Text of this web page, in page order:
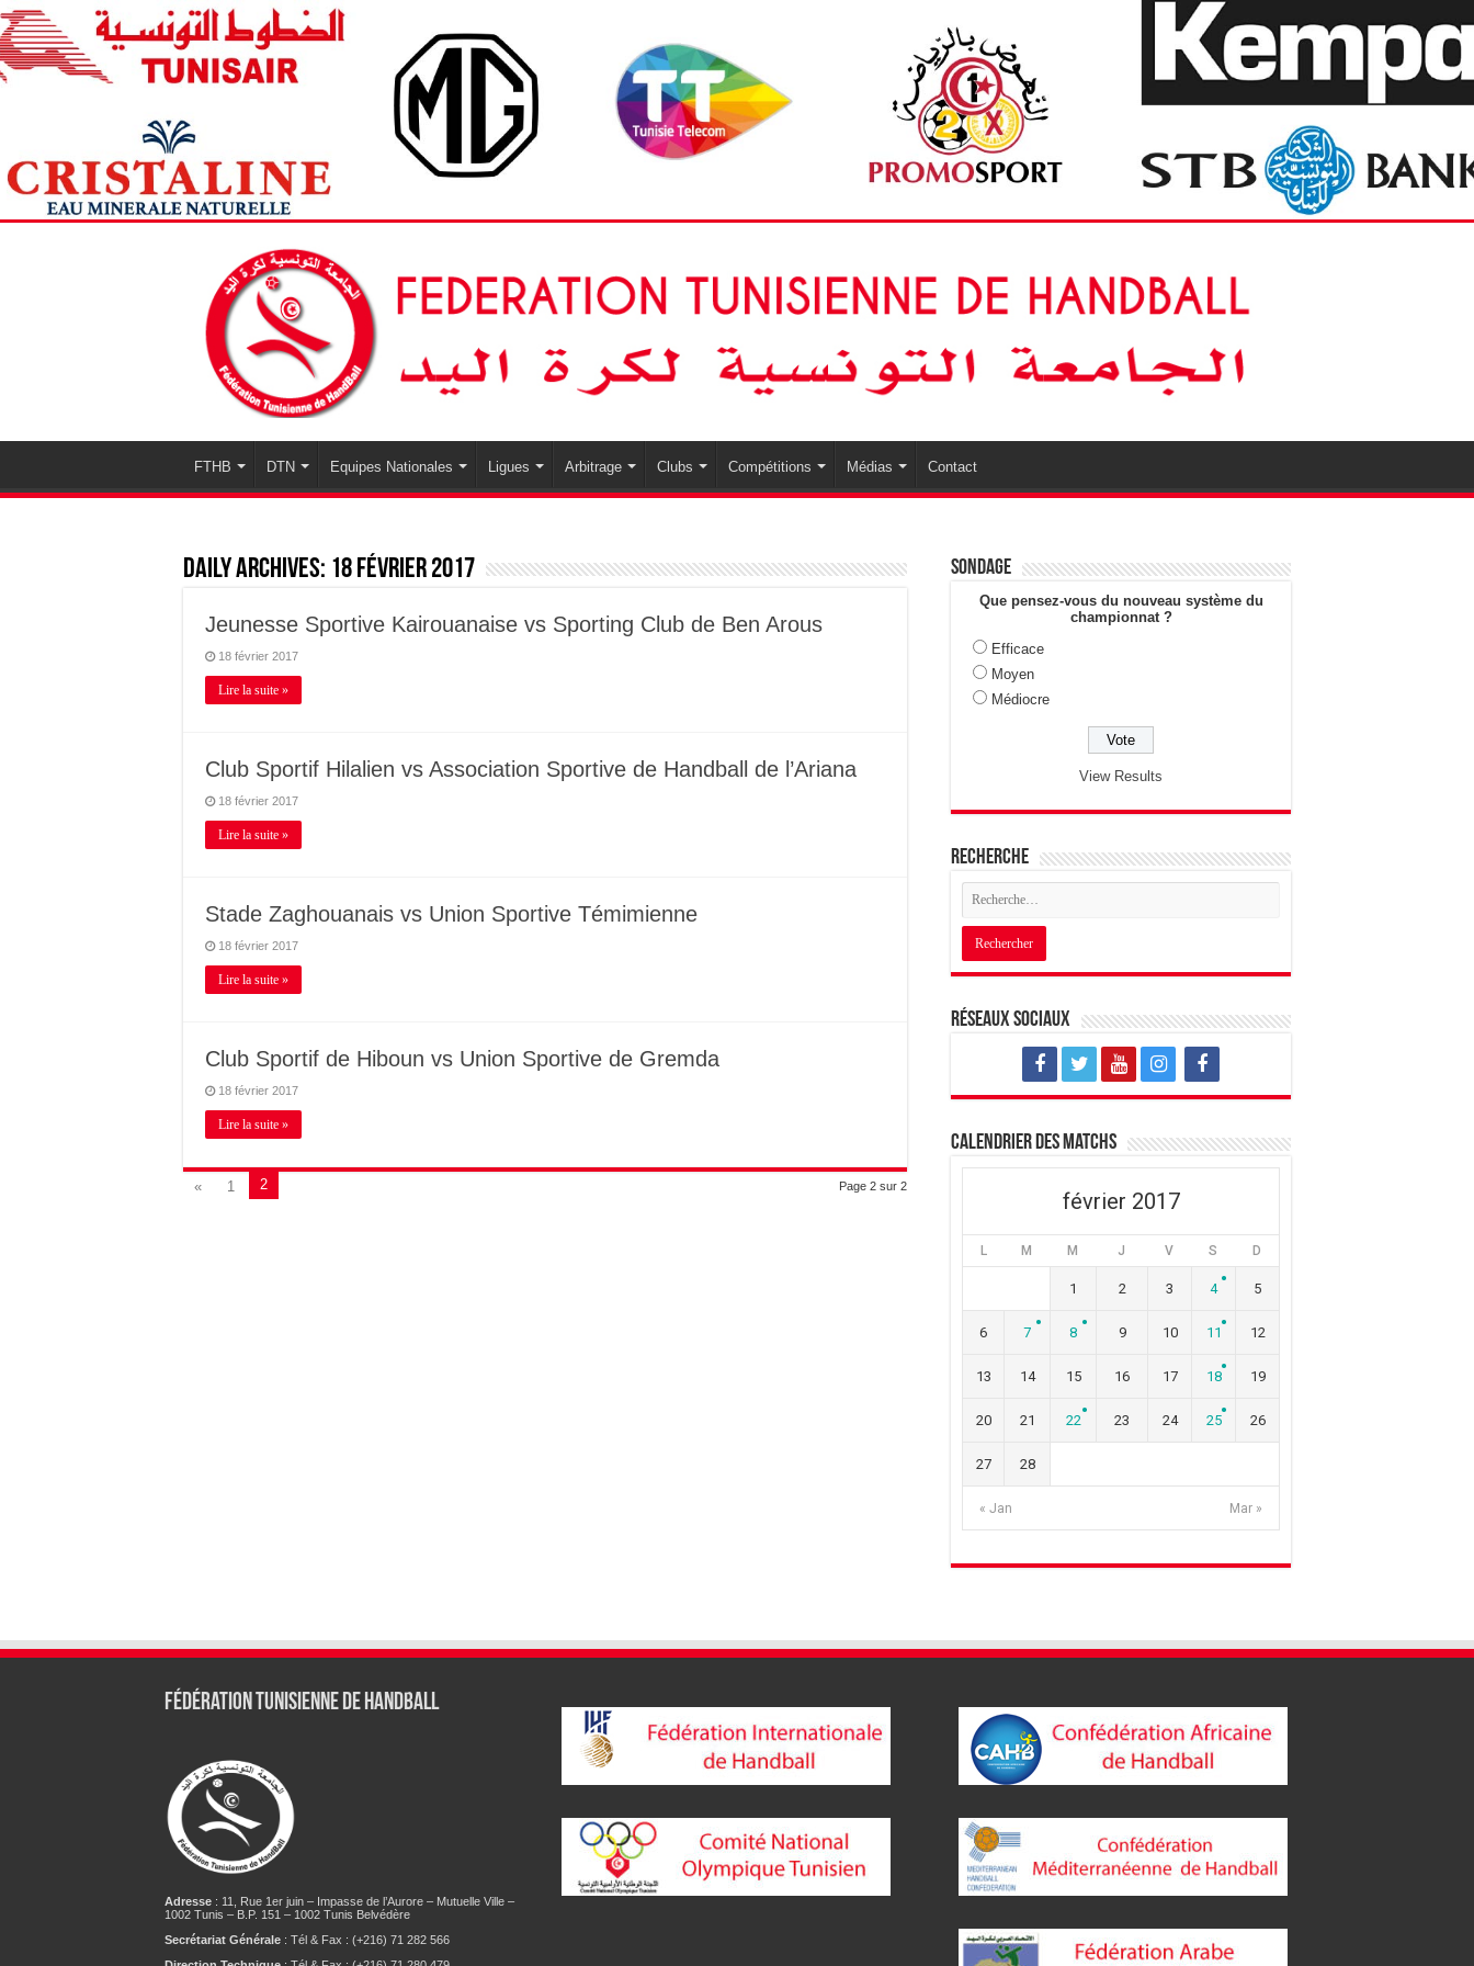
FTHB DTN Equipes Nationales Ligues Arbitrage Clubs Compétitions Médias Contact
Daily Archives: 18 février 2017
Jeunesse Sportive Kairouanaise vs Sporting Club de Ben Arous
18 février 2017
Lire la suite »
Club Sportif Hilalien vs Association Sportive de Handball de l’Ariana
18 février 2017
Lire la suite »
Stade Zaghouanais vs Union Sportive Témimienne
18 février 2017
Lire la suite »
Club Sportif de Hiboun vs Union Sportive de Gremda
18 février 2017
Lire la suite »
Page 2 sur 2
« 1 2
Sondage
Que pensez-vous du nouveau système du
championnat ?
Efficace
Moyen
Médiocre
View Results
Recherche
Réseaux sociaux
Calendrier des matchs
février 2017
L M M J V S D
« Jan Mar »
1 2 3 4 5
6 7 8 9 10 11 12
13 14 15 16 17 18 19
20 21 22 23 24 25 26
27 28
Fédération tunisienne de Handball
Adresse: 11, Rue 1er juin – Impasse de l’Aurore – Mutuelle Ville –
1002 Tunis – B.P. 151 – 1002 Tunis Belvédère
Secrétariat Générale: Tél & Fax : (+216) 71 282 566